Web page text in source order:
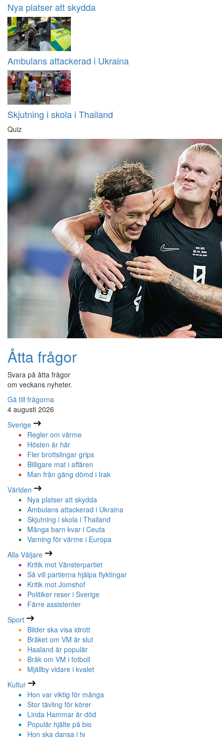
Nya platser att skydda
Ambulans attackerad i Ukraina
Skjutning i skola i Thailand
Quiz
Åtta frågor
Svara på åtta frågor
om veckans nyheter.
Gå till frågorna
4 augusti 2026
Sverige
Regler om värme
Hösten är här
Fler brottslingar grips
Billigare mat i affären
Man från gäng dömd i Irak
Världen
Nya platser att skydda
Ambulans attackerad i Ukraina
Skjutning i skola i Thailand
Många barn kvar i Ceuta
Varning för värme i Europa
Alla Väljare
Kritik mot Vänsterpartiet
Så vill partierna hjälpa flyktingar
Kritik mot Jomshof
Politiker reser i Sverige
Färre assistenter
Sport
Bilder ska visa idrott
Bråket om VM är slut
Haaland är populär
Bråk om VM i fotboll
Mjällby vidare i kvalet
Kultur
Hon var viktig för många
Stor tävling för körer
Linda Hammar är död
Populär hjälte på bio
Hon ska dansa i tv